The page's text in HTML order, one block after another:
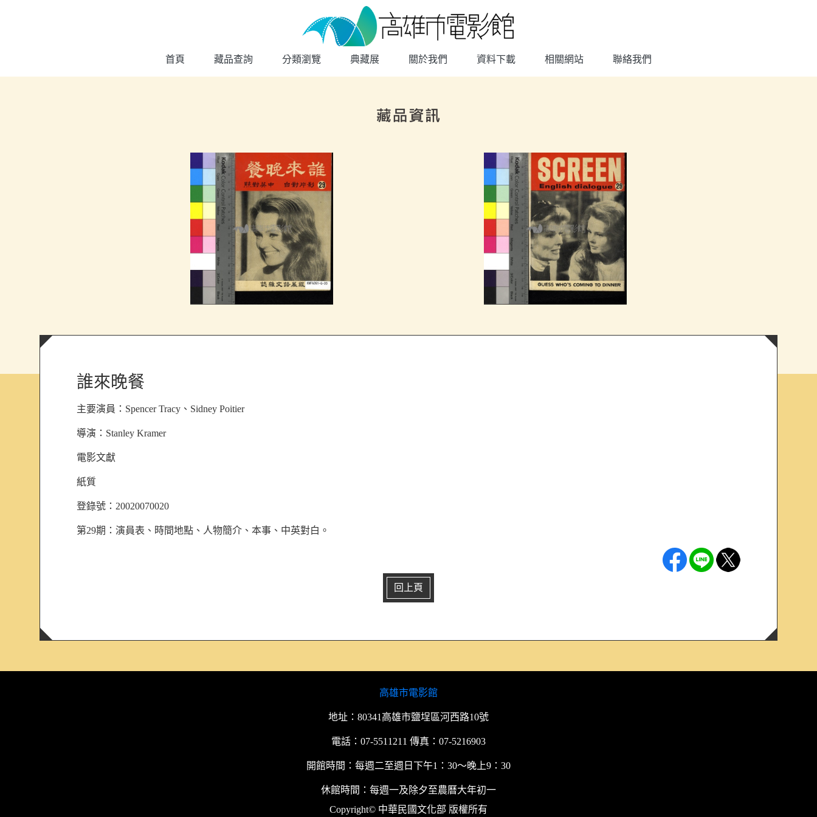
高雄市電影館
首頁 藏品查詢 分類瀏覽 典藏展 關於我們 資料下載 相關網站 聯絡我們
誰來晚餐
主要演員： Spencer Tracy、Sidney Poitier
導演： Stanley Kramer
電影文獻
紙質
登錄號：20020070020
第29期：演員表、時間地點、人物簡介、本事、中英對白。
回上頁
高雄市電影館
地址：80341高雄市鹽埕區河西路10號
電話：07-5511211 傳真：07-5216903
開館時間：每週二至週日下午1：30～晚上9：30
休館時間：每週一及除夕至農曆大年初一
Copyright© 中華民國文化部 版權所有